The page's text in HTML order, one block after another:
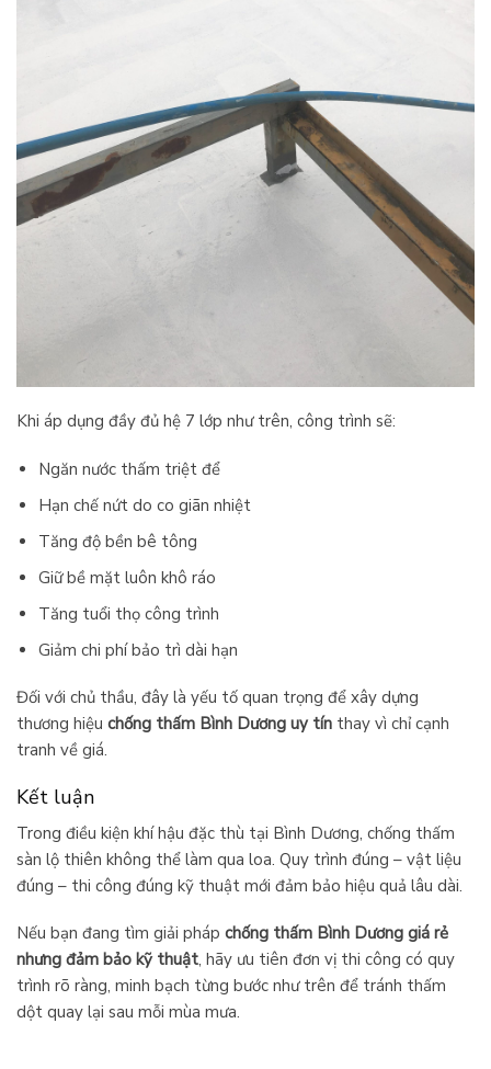
Khi áp dụng đầy đủ hệ 7 lớp như trên, công trình sẽ:
Ngăn nước thấm triệt để
Hạn chế nứt do co giãn nhiệt
Tăng độ bền bê tông
Giữ bề mặt luôn khô ráo
Tăng tuổi thọ công trình
Giảm chi phí bảo trì dài hạn
Đối với chủ thầu, đây là yếu tố quan trọng để xây dựng
thương hiệu chống thấm Bình Dương uy tín thay vì chỉ cạnh
tranh về giá.
Kết luận
Trong điều kiện khí hậu đặc thù tại Bình Dương, chống thấm
sàn lộ thiên không thể làm qua loa. Quy trình đúng – vật liệu
đúng – thi công đúng kỹ thuật mới đảm bảo hiệu quả lâu dài.
Nếu bạn đang tìm giải pháp chống thấm Bình Dương giá rẻ
nhưng đảm bảo kỹ thuật, hãy ưu tiên đơn vị thi công có quy
trình rõ ràng, minh bạch từng bước như trên để tránh thấm
dột quay lại sau mỗi mùa mưa.